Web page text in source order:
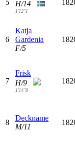
5 H/14
1'12"1
6
Katja
Gardenia
F/5
7
Frisk
H/9
1'14"8
8
Deckname
M/11